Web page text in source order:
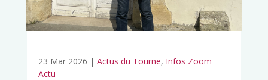
23 Mar 2026 | Actus du Tourne, Infos Zoom
Actu